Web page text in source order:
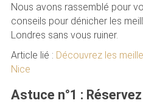
Nous avons rassemblé pour
conseils pour dénicher les
Londres sans vous ruiner.
Article lié : Découvrez les
Nice
Astuce n°1 :